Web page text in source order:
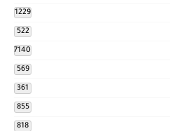
1229
522
7140
569
361
855
818